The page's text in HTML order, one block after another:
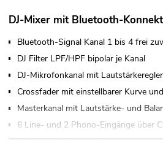
DJ-Mixer mit Bluetooth-
Bluetooth-Signal Kanal 1 bis 4 frei
DJ Filter LPF/HPF bipolar je Kanal
DJ-Mikrofonkanal mit
Crossfader mit einstellbarer Kurve
Masterkanal mit Lautstärke- und
6 Line- und 2 Phono-Eingänge über
Zusätzlicher Record-Ausgang